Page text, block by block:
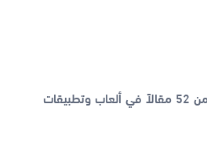
بارون سوريا كاتب نشر أكثر من 52 مقالاً في ألعاب وتطبيقات